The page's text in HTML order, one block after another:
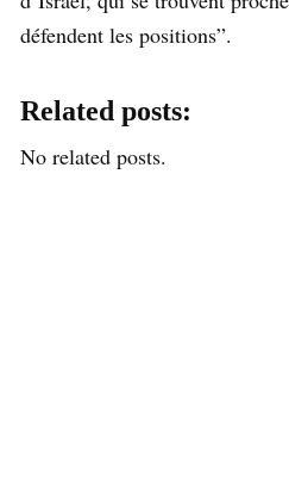
défendent les positions”.
Related posts:
No related posts.